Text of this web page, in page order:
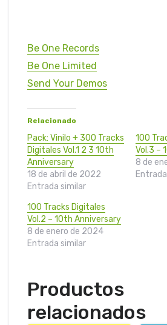
Be One Records
Be One Limited
Send Your Demos
Relacionado
Pack: Vinilo + 300 Tracks
Digitales Vol.1 2 3 10th
Anniversary
18 de abril de 2022
Entrada similar
100
Vol.3 –
8 de
100 Tracks Digitales
Vol.2 – 10th Anniversary
8 de enero de 2024
Entrada similar
Productos
relacionados